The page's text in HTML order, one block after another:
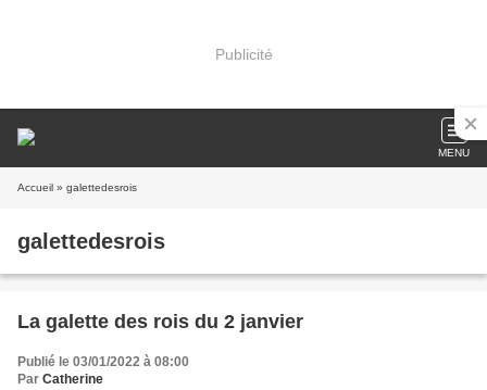
Publicité
MENU
Accueil » galettedesrois
galettedesrois
La galette des rois du 2 janvier
Publié le 03/01/2022 à 08:00
Par Catherine